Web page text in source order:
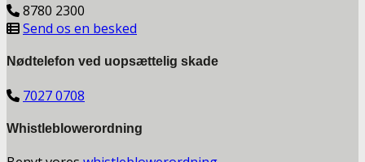
8780 2300
Send os en besked
Nødtelefon ved uopsættelig skade
7027 0708
Whistleblowerordning